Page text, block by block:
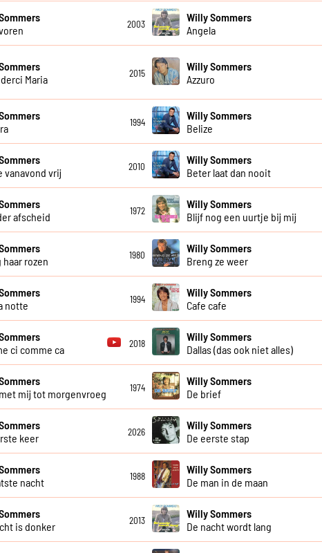
2003
Willy Sommers
Angela
Maria
2015
Willy Sommers
Azzuro
1994
Willy Sommers
Belize
vanavond vrij
2010
Willy Sommers
Beter laat dan nooit
afscheid
1972
Willy Sommers
Blijf nog een uurtje bij mij
haar rozen
1980
Willy Sommers
Breng ze weer
notte
1994
Willy Sommers
Cafe cafe
ci comme ca
2018
Willy Sommers
Dallas (das ook niet alles)
mij tot morgenvroeg
1974
Willy Sommers
De brief
keer
2026
Willy Sommers
De eerste stap
nacht
1988
Willy Sommers
De man in de maan
is donker
2013
Willy Sommers
De nacht wordt lang